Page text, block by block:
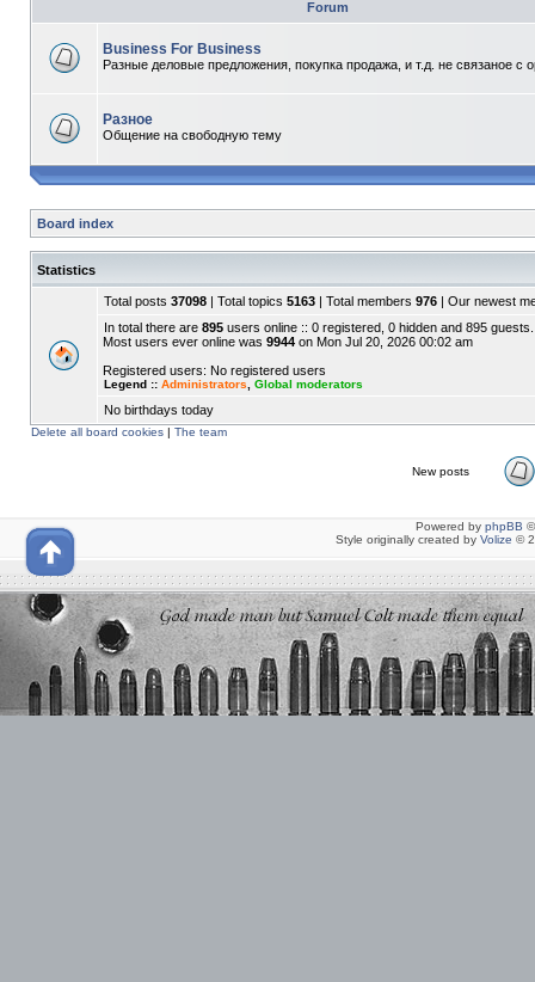
Forum
Business For Business
Разные деловые предложения, покупка продажа, и т.д. не связаное с
Разное
Общение на свободную тему
Board index
Statistics
Total posts 37098 | Total topics 5163 | Total members 976 | Our newest
In total there are 895 users online :: 0 registered, 0 hidden and 895 guests.
Most users ever online was 9944 on Mon Jul 20, 2026 00:02 am
Registered users: No registered users
Legend :: Administrators Global moderators
No birthdays today
Delete all board cookies | The team
New posts
Powered by phpBB
Style originally created by Volize ©